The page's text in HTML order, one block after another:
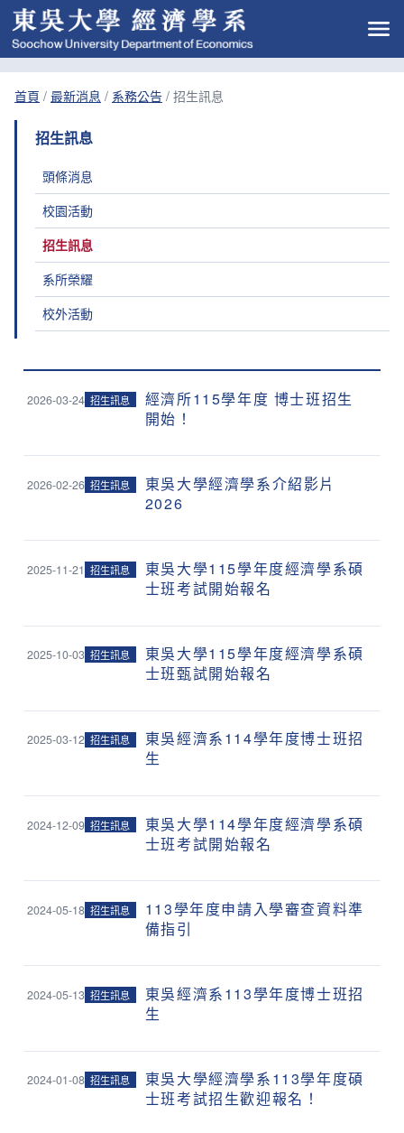
首頁 / 最新消息 / 系務公告 / 招生訊息
招生訊息
頭條消息
校園活動
招生訊息
系所榮耀
校外活動
2026-03-24 招生訊息
經濟所115學年度 博士班招生
開始！
2026-02-26 招生訊息
東吳大學經濟學系介紹影片
2026
2025-11-21 招生訊息
東吳大學115學年度經濟學系碩
士班考試開始報名
2025-10-03 招生訊息
東吳大學115學年度經濟學系碩
士班甄試開始報名
2025-03-12 招生訊息
東吳經濟系114學年度博士班招
生
2024-12-09 招生訊息
東吳大學114學年度經濟學系碩
士班考試開始報名
2024-05-18 招生訊息
113學年度申請入學審查資料準
備指引
2024-05-13 招生訊息
東吳經濟系113學年度博士班招
生
2024-01-08 招生訊息
東吳大學經濟學系113學年度碩
士班考試招生歡迎報名！